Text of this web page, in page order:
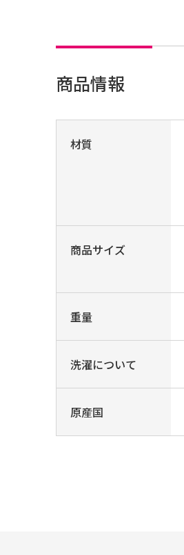
商品情報
材質
商品サイズ
重量
洗濯について
原産国